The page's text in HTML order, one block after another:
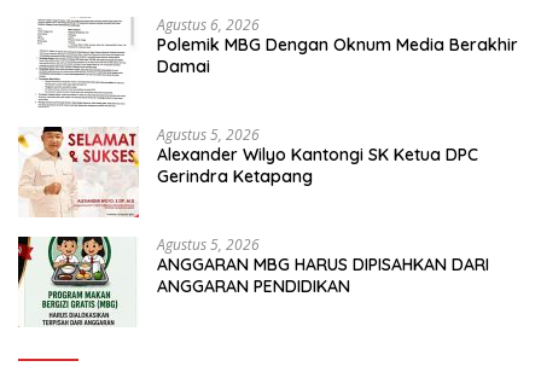
Agustus 6, 2026
Polemik MBG Dengan Oknum Media Berakhir
Damai
Agustus 5, 2026
Alexander Wilyo Kantongi SK Ketua DPC
Gerindra Ketapang
Agustus 5, 2026
ANGGARAN MBG HARUS DIPISAHKAN DARI
ANGGARAN PENDIDIKAN